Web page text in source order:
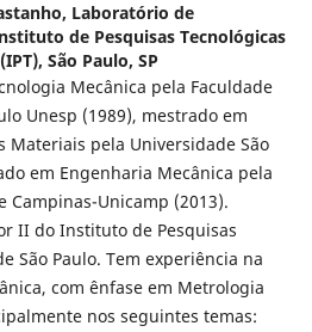
Laboratório de
de Pesquisas Tecnológicas
São Paulo, SP
Mecânica pela Faculdade
Unesp (1989), mestrado em
Materiais pela Universidade São
em Engenharia Mecânica pela
Campinas-Unicamp (2013).
II do Instituto de Pesquisas
São Paulo. Tem experiência na
com ênfase em Metrologia
nos seguintes temas: